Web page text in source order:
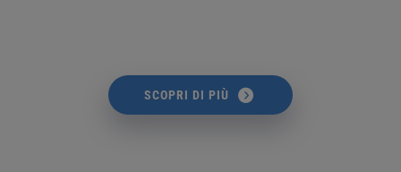
SCOPRI DI PIÙ